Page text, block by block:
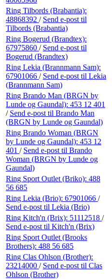
Ring Tilbords (Brabantia):
48868392 / Send e-post til
Tilbords (Brabantia)
Ring Bogerud (Brandtex):
67975860 / Send e-post til
Bogerud (Brandtex)
Ring Lekia (Brannmann Sam):
67901066 / Send e-post til Lekia
(Brannmann Sam)
Ring Brando Man (BRGN by
Lunde og Gaundal): 453 12 401
/ Send e-post til Brando Man
(BRGN by Lunde og Gaundal)
Ring Brando Woman (BRGN
by Lunde og Gaundal): 453 12
401 / Send e-post til Brando
Woman (BRGN by Lunde og
Gaundal)
Ring Sport Outlet (Briko): 488
56 685
Ring Lekia (Brio): 67901066 /
Send e-post til Lekia (Brio)
Ring Kitch'n (Brix): 51112518 /
Send e-post til Kitch'n (Brix)
Ring Sport Outlet (Brooks
Brothers): 488 56 685
Ring Clas Ohlson (Brother):
23214000 / Send e-post til Clas
Ohlson (Brother)